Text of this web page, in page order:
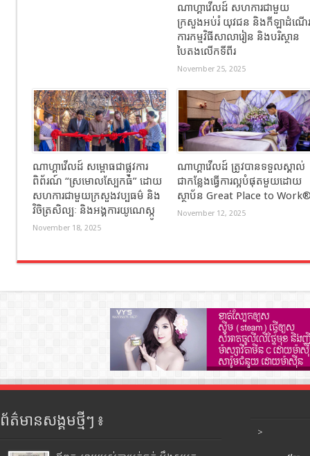
ណាហ្គាវើលដ៍ សហការជាមួយ
ក្រសួងអប់រំ យុវជន និងកីឡាដំណើរ
ការកម្មវិធីសាលារៀន និងបរិស្ថាន
បៃតងលើកទីពីរ
November 25, 2025
ណាហ្គាវើលដ៍ សម្ពោធជាផ្លូវការ
ពិព័រណ៍ “ស្រមោលស្បែកធំ” ដោយ
សហការជាមួយក្រសួងវប្បធម៌ និង
វិចិត្រសិល្បៈ និងអង្គការយូណេស្កូ
November 18, 2025
ណាហ្គាវើលដ៍ ត្រូវបានទទួលស្គាល់
ជាកន្លែងធ្វើការល្អបំផុតមួយដោយ
ស្ថាប័ន Great Place to
November 12, 2025
ព័ត៌មានសង្គមថ្មីៗ ៖
>